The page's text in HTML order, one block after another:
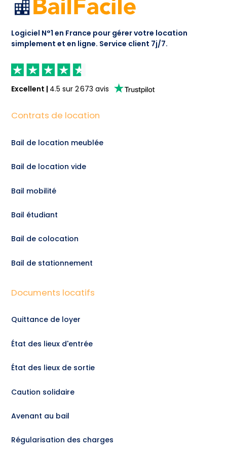
Logiciel N°1 en France pour gérer votre location
simplement et en ligne. Service client 7j/7.
Excellent | 4.5 sur2 673 avis
Contrats de location
Bail de location meublée
Bail de location vide
Bail mobilité
Bail étudiant
Bail de colocation
Bail de stationnement
Documents locatifs
Quittance de loyer
État des lieux d'entrée
État des lieux de sortie
Caution solidaire
Avenant au bail
Régularisation des charges